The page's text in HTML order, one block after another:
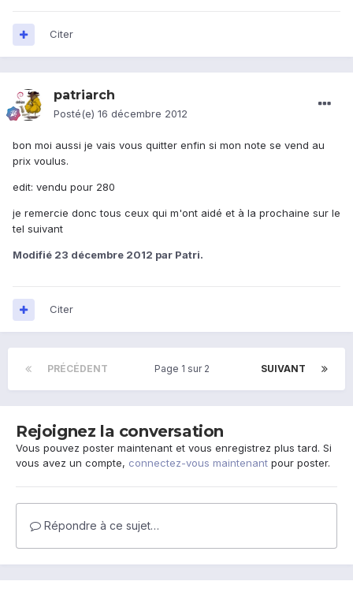
Citer
patriarch
Posté(e) 16 décembre 2012
bon moi aussi je vais vous quitter enfin si mon note se vend au
prix voulus.
edit: vendu pour 280
je remercie donc tous ceux qui m'ont aidé et à la prochaine sur le
tel suivant
Modifié 23 décembre 2012 par Patri.
Citer
PRÉCÉDENT SUIVANT
Page 1 sur 2
Rejoignez la conversation
Vous pouvez poster maintenant et vous enregistrez plus tard. Si
vous avez un compte, connectez-vous maintenant pour poster.
Répondre à ce sujet…